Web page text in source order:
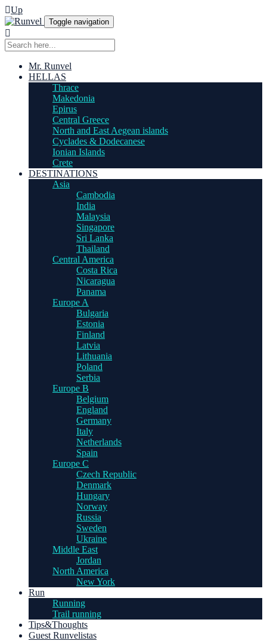
Up
Toggle navigation
Mr. Runvel
HELLAS
Thrace
Makedonia
Epirus
Central Greece
North and East Aegean islands
Cyclades & Dodecanese
Ionian Islands
Crete
DESTINATIONS
Asia
Cambodia
India
Malaysia
Singapore
Sri Lanka
Thailand
Central America
Costa Rica
Nicaragua
Panama
Europe A
Bulgaria
Estonia
Finland
Latvia
Lithuania
Poland
Serbia
Europe B
Belgium
England
Germany
Italy
Netherlands
Spain
Europe C
Czech Republic
Denmark
Hungary
Norway
Russia
Sweden
Ukraine
Middle East
Jordan
North America
New York
Run
Running
Trail running
Tips&Thoughts
Guest Runvelistas